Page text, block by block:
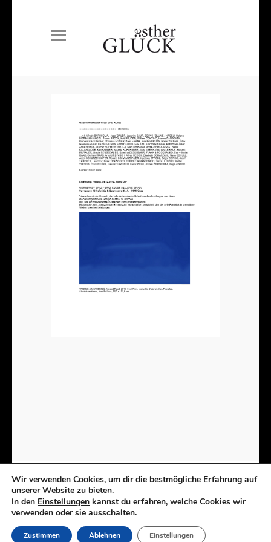
Kunst | Installationen | Zeichnungen | Objekte
Copyright 2023 Esther Glück | Umsetzung RW Grafik
Wir verwenden Cookies, um dir die bestmögliche Erfahrung auf
unserer Website zu bieten.
In den Einstellungen kannst du erfahren, welche Cookies wir
verwenden oder sie ausschalten.
Zustimmen Ablehnen Einstellungen